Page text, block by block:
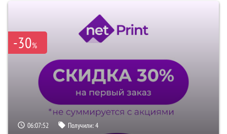
-30%
06:07:51 Получили:4